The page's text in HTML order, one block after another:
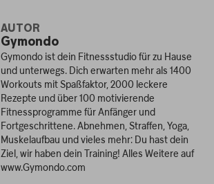
AUTOR
Gymondo
Gymondo ist dein Fitnessstudio für zu Hause
und unterwegs. Dich erwarten mehr als 1400
Workouts mit Spaßfaktor, 2000 leckere
Rezepte und über 100 motivierende
Fitnessprogramme für Anfänger und
Fortgeschrittene. Abnehmen, Straffen, Yoga,
Muskelaufbau und vieles mehr: Du hast dein
Ziel, wir haben dein Training! Alles Weitere auf
www.Gymondo.com